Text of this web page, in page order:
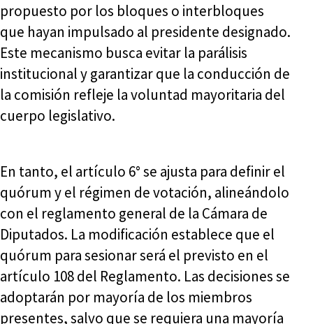
propuesto por los bloques o interbloques
que hayan impulsado al presidente designado.
Este mecanismo busca evitar la parálisis
institucional y garantizar que la conducción de
la comisión refleje la voluntad mayoritaria del
cuerpo legislativo.
En tanto, el artículo 6° se ajusta para definir el
quórum y el régimen de votación, alineándolo
con el reglamento general de la Cámara de
Diputados. La modificación establece que el
quórum para sesionar será el previsto en el
artículo 108 del Reglamento. Las decisiones se
adoptarán por mayoría de los miembros
presentes, salvo que se requiera una mayoría